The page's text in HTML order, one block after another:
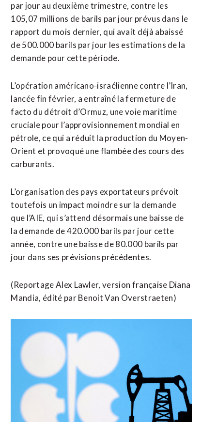
par jour au deuxième trimestre, contre les
105,07 ⁠millions de barils par jour prévus dans ​le
rapport du ​mois dernier, qui avait déjà abaissé
de 500.000 barils par jour ​les estimations de la
demande pour cette période.
L’opération américano-israélienne contre l’Iran,
lancée fin février, a ‌entraîné la fermeture ​de
facto du détroit d’Ormuz, une voie maritime
cruciale pour l’approvisionnement mondial ​en
pétrole, ce qui a réduit la production du Moyen-
Orient et provoqué une flambée des cours des
carburants.
L’organisation des pays exportateurs prévoit
toutefois un impact moindre sur la demande
que l’AIE, qui s’attend désormais une baisse de
la demande de ⁠420.000 barils par jour cette
année, contre une baisse de 80.000 barils par
jour dans ses prévisions précédentes.
(Reportage ​Alex Lawler, version française Diana
Mandia, édité ​par Benoit Van Overstraeten)